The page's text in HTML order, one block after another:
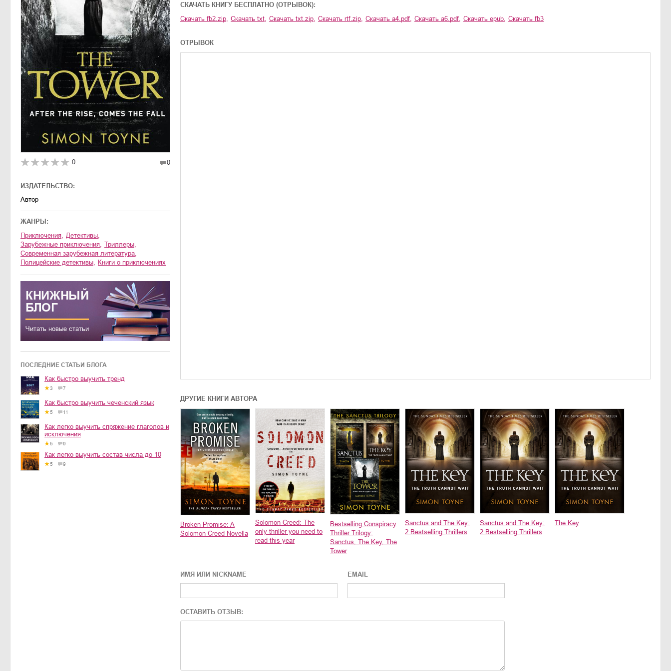
0 0
ИЗДАТЕЛЬСТВО:
Автор
ЖАНРЫ:
приключения, детективы,
зарубежные приключения, триллеры,
современная зарубежная литература,
полицейские детективы, книги о приключениях
КНИЖНЫЙ
БЛОГ
Читать новые статьи
ПОСЛЕДНИЕ СТАТЬИ БЛОГА
Как быстро выучить тренд
3 7
Как быстро выучить чеченский язык
5 11
Как легко выучить спряжение глаголов и
исключения
5 9
Как легко выучить состав числа до 10
5 9
CКАЧАТЬ КНИГУ БЕСПЛАТНО (ОТРЫВОК):
Скачать fb2.zip, Скачать txt, Скачать txt.zip, Скачать rtf.zip, Скачать a4.pdf, Скачать a6.pdf, Скачать epub, Скачать fb3
ОТРЫВОК
ДРУГИЕ КНИГИ АВТОРА
Broken Promise: A
Solomon Creed Novella
Solomon Creed: The
only thriller you need to
read this year
Bestselling Conspiracy
Thriller Trilogy:
Sanctus, The Key, The
Tower
Sanctus and The Key:
2 Bestselling Thrillers
Sanctus and The Key:
2 Bestselling Thrillers
The Key
ИМЯ ИЛИ NICKNAME EMAIL
ОСТАВИТЬ ОТЗЫВ: